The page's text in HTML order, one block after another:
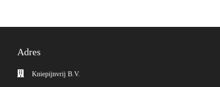
Adres
Kniepijnvrij B.V.